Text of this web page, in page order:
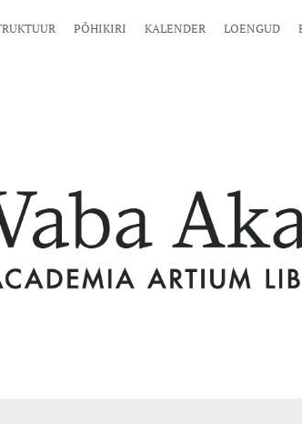
PÕHIKIRI KALENDER LOENGUD